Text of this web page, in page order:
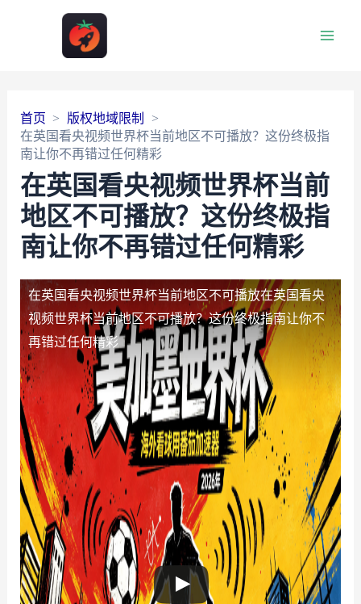
首页
版权地域限制
在英国看央视频世界杯当前地区不可播放？这份终极指
南让你不再错过任何精彩
在英国看央视频世界杯当前
地区不可播放？这份终极指
南让你不再错过任何精彩
在英国看央视频世界杯当前地区不可播放在英国看央
视频世界杯当前地区不可播放？这份终极指南让你不
再错过任何精彩